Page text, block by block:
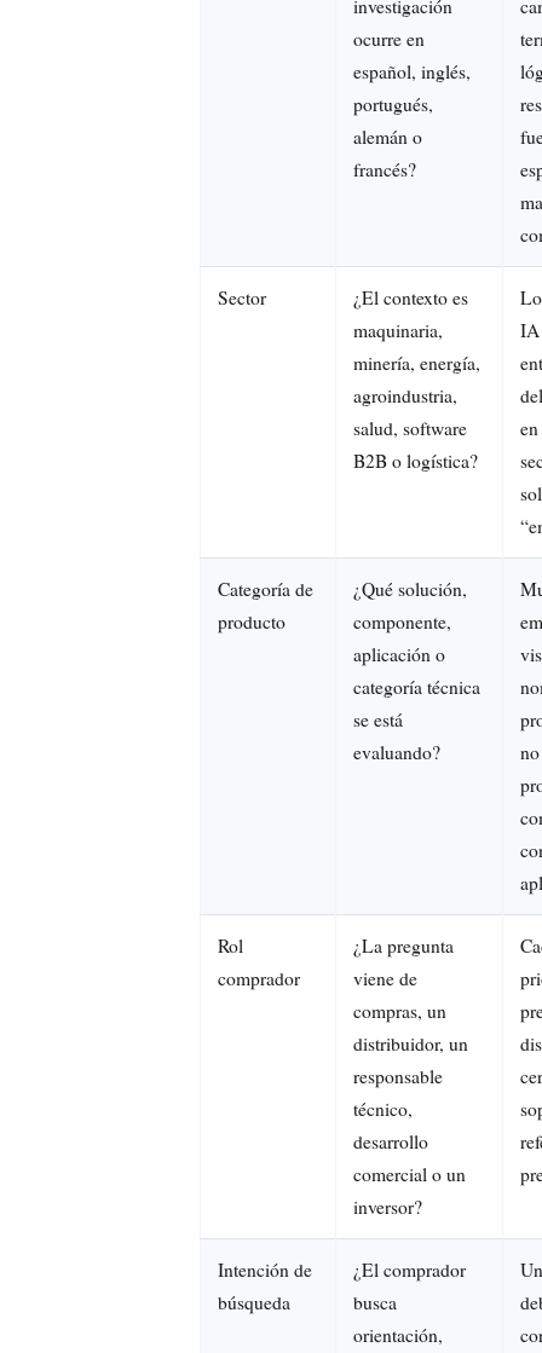
investigación
ocurre en
español, inglés,
portugués,
alemán o
francés?
Sector
¿El contexto es
maquinaria,
minería, energía,
agroindustria,
salud, software
B2B o logística?
IA
Categoría de
producto
¿Qué solución,
componente,
aplicación o
categoría técnica
se está
evaluando?
Rol
comprador
¿La pregunta
viene de
compras, un
distribuidor, un
responsable
técnico,
desarrollo
comercial o un
inversor?
Intención de
búsqueda
¿El comprador
busca
orientación,